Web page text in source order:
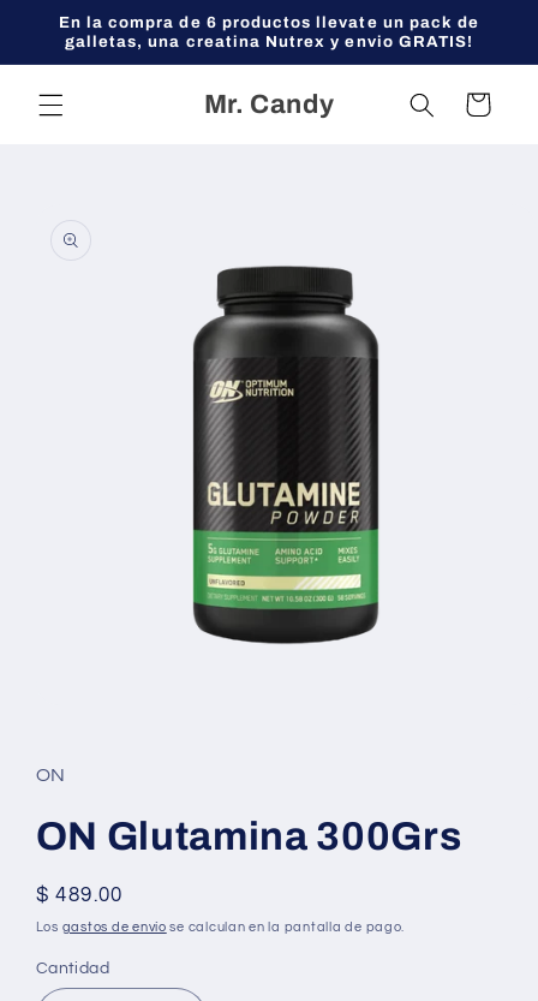
directamente
al contenido
En la compra de 6 productos llevate un pack de
galletas, una creatina Nutrex y envio GRATIS!
Mr. Candy Carrito
información
1
en
ventana
modal
ON
ON Glutamina 300Grs
Precio
habitual
$ 489.00
Los gastos de envío se calculan en la pantalla de pago.
Cantidad